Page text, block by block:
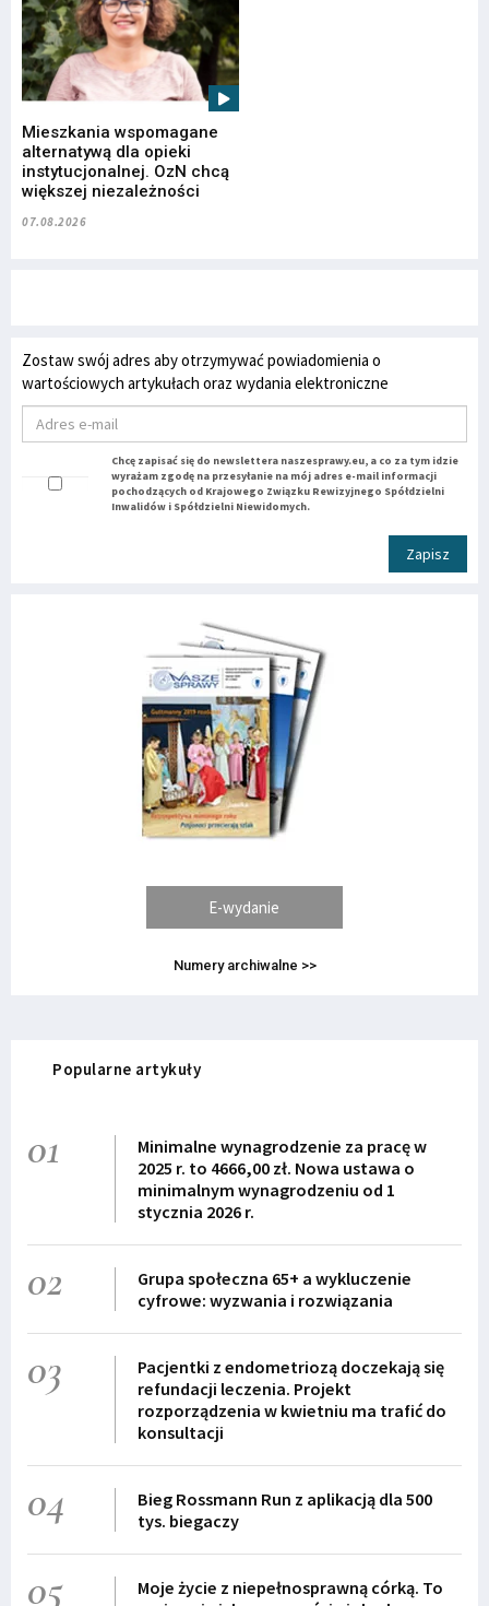
Mieszkania wspomagane
alternatywą dla opieki
instytucjonalnej. OzN chcą
większej niezależności
07.08.2026
Zostaw swój adres aby otrzymywać powiadomienia o
wartościowych artykułach oraz wydania elektroniczne
Chcę zapisać się do newslettera naszesprawy.eu, a co za tym idzie
wyrażam zgodę na przesyłanie na mój adres e-mail informacji
pochodzących od Krajowego Związku Rewizyjnego Spółdzielni
Inwalidów i Spółdzielni Niewidomych.
Zapisz
E-wydanie
Numery archiwalne >>
Popularne artykuły
01
Minimalne wynagrodzenie za pracę w
2025 r. to 4666,00 zł. Nowa ustawa o
minimalnym wynagrodzeniu od 1
stycznia 2026 r.
02
Grupa społeczna 65+ a wykluczenie
cyfrowe: wyzwania i rozwiązania
03
Pacjentki z endometriozą doczekają się
refundacji leczenia. Projekt
rozporządzenia w kwietniu ma trafić do
konsultacji
04
Bieg Rossmann Run z aplikacją dla 500
tys. biegaczy
05
Moje życie z niepełnosprawną córką. To